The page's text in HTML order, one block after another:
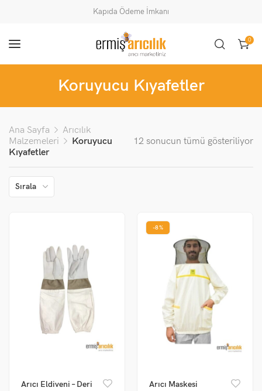
Kapıda Ödeme İmkanı
0
Koruyucu Kıyafetler
Ana Sayfa
Arıcılık
Malzemeleri
Koruyucu
Kıyafetler
12 sonucun tümü gösteriliyor
Sırala
Arıcı Eldiveni – Deri
-8%
Arıcı Maskesi